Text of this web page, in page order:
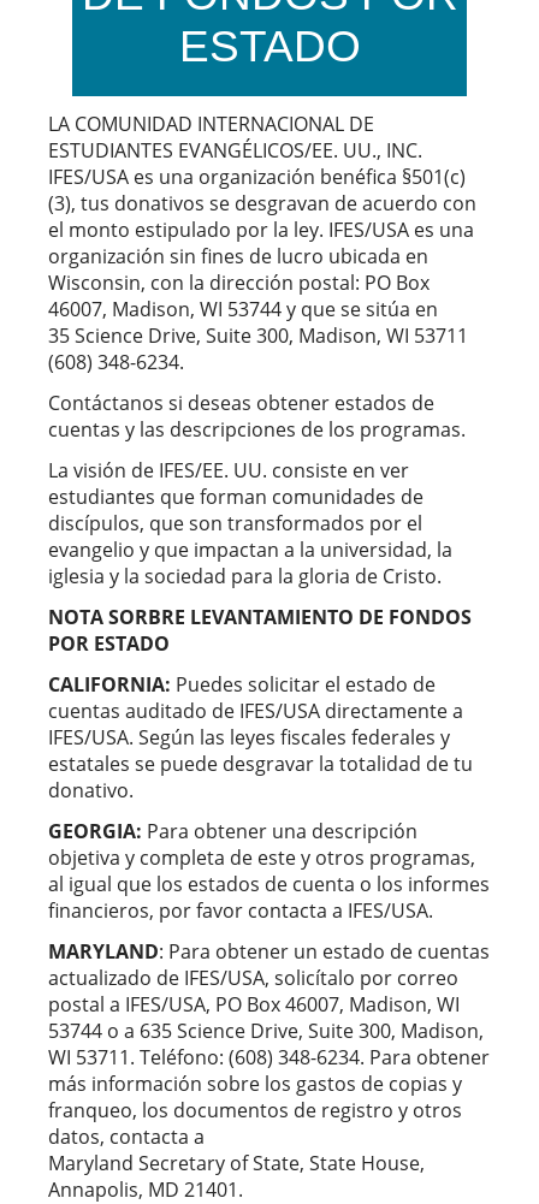
ESTADO
LA COMUNIDAD INTERNACIONAL DE
ESTUDIANTES EVANGÉLICOS/EE. UU., INC.
IFES/USA es una organización benéfica §501(c)
(3), tus donativos se desgravan de acuerdo con
el monto estipulado por la ley. IFES/USA es una
organización sin fines de lucro ubicada en
Wisconsin, con la dirección postal: PO Box
46007, Madison, WI 53744 y que se sitúa en
35 Science Drive, Suite 300, Madison, WI 53711
(608) 348-6234.
Contáctanos si deseas obtener estados de
cuentas y las descripciones de los programas.
La visión de IFES/EE. UU. consiste en ver
estudiantes que forman comunidades de
discípulos, que son transformados por el
evangelio y que impactan a la universidad, la
iglesia y la sociedad para la gloria de Cristo.
NOTA SORBRE LEVANTAMIENTO DE FONDOS
POR ESTADO
CALIFORNIA: Puedes solicitar el estado de
cuentas auditado de IFES/USA directamente a
IFES/USA. Según las leyes fiscales federales y
estatales se puede desgravar la totalidad de tu
donativo.
GEORGIA: Para obtener una descripción
objetiva y completa de este y otros programas,
al igual que los estados de cuenta o los informes
financieros, por favor contacta a IFES/USA.
MARYLAND: Para obtener un estado de cuentas
actualizado de IFES/USA, solicítalo por correo
postal a IFES/USA, PO Box 46007, Madison, WI
53744 o a 635 Science Drive, Suite 300, Madison,
WI 53711. Teléfono: (608) 348-6234. Para obtener
más información sobre los gastos de copias y
franqueo, los documentos de registro y otros
datos, contacta a
Maryland Secretary of State, State House,
Annapolis, MD 21401.